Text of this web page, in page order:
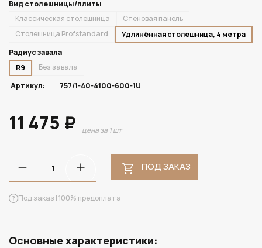
Вид столешницы/плиты
Классическая столешница
Стеновая панель
Столешница Profstandard
Удлинённая столешница, 4 метра
Радиус завала
R9
Без завала
Артикул:
757/1-40-4100-600-1U
11 475 ₽ цена за 1 шт
ПОД ЗАКАЗ
Под заказ | 100% предоплата
Основные характеристики: